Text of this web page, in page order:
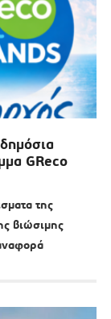
GReco
της
βιώσιμης